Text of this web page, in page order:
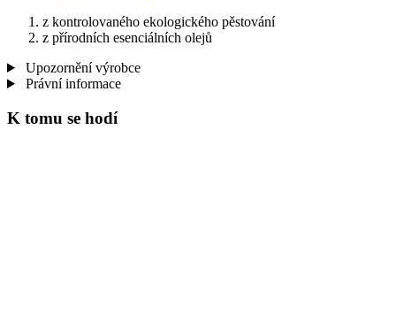
z kontrolovaného ekologického pěstování
z přírodních esenciálních olejů
Upozornění výrobce
Právní informace
K tomu se hodí